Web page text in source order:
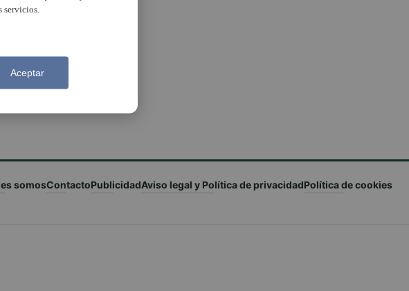
somosContactoPublicidadAviso legal y Política de privacidadPolítica de cookies
servicios.
Aceptar